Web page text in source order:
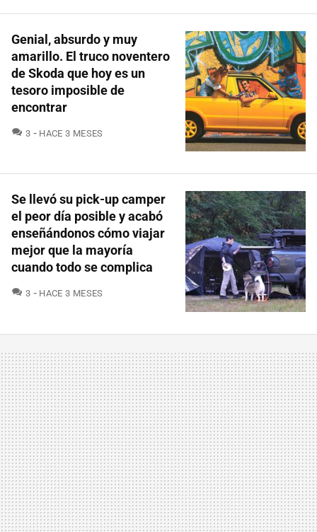
Genial, absurdo y muy
amarillo. El truco noventero
de Skoda que hoy es un
tesoro imposible de
encontrar
3 COMENTARIOS
HACE 3 MESES
Se llevó su pick-up camper
el peor día posible y acabó
enseñándonos cómo viajar
mejor que la mayoría
cuando todo se complica
3 COMENTARIOS
HACE 3 MESES